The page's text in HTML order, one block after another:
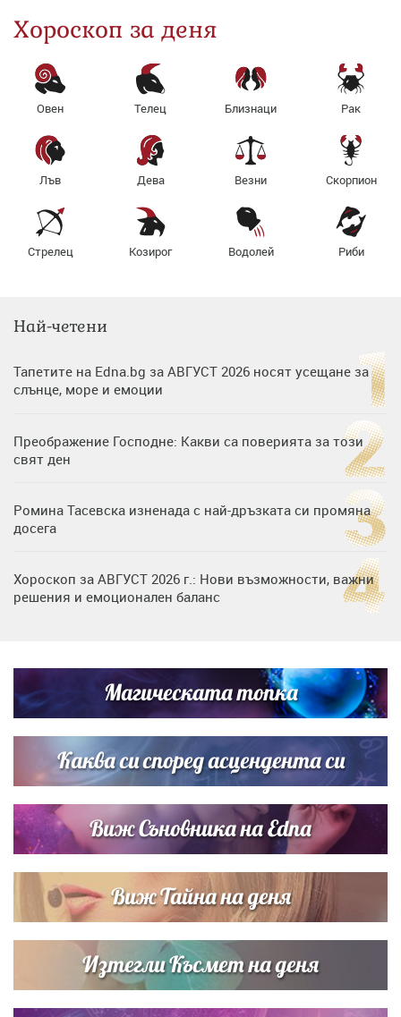
Хороскоп за деня
Овен Телец Близнаци Рак
Лъв Дева Везни Скорпион
Стрелец Козирог Водолей Риби
Най-четени
Тапетите на Edna.bg за АВГУСТ 2026 носят усещане за
слънце, море и емоции
Преображение Господне: Какви са поверията за този
свят ден
Ромина Тасевска изненада с най-дръзката си промяна
досега
Хороскоп за АВГУСТ 2026 г.: Нови възможности, важни
решения и емоционален баланс
си деца на семейна морска приказка
Звездна ваканция в Майорка: Дженифър Анистън,
Кортни Кокс и Джим Къртис заедно на яхта
Магическата топка
Каква си според асцендента си
Виж Съновника на Edna
Виж Тайна на деня
Изтегли Късмет на деня